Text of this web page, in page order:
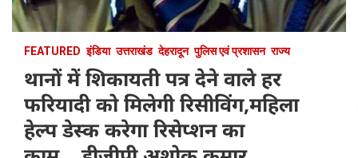
FEATURED इंडिया उत्तराखंड देहरादून पुलिस एवं प्रशासन राज्य
थानों में शिकायती पत्र देने वाले हर
फरियादी को मिलेगी रिसीविंग,महिला
हेल्प डेस्क करेगा रिसेप्शन का